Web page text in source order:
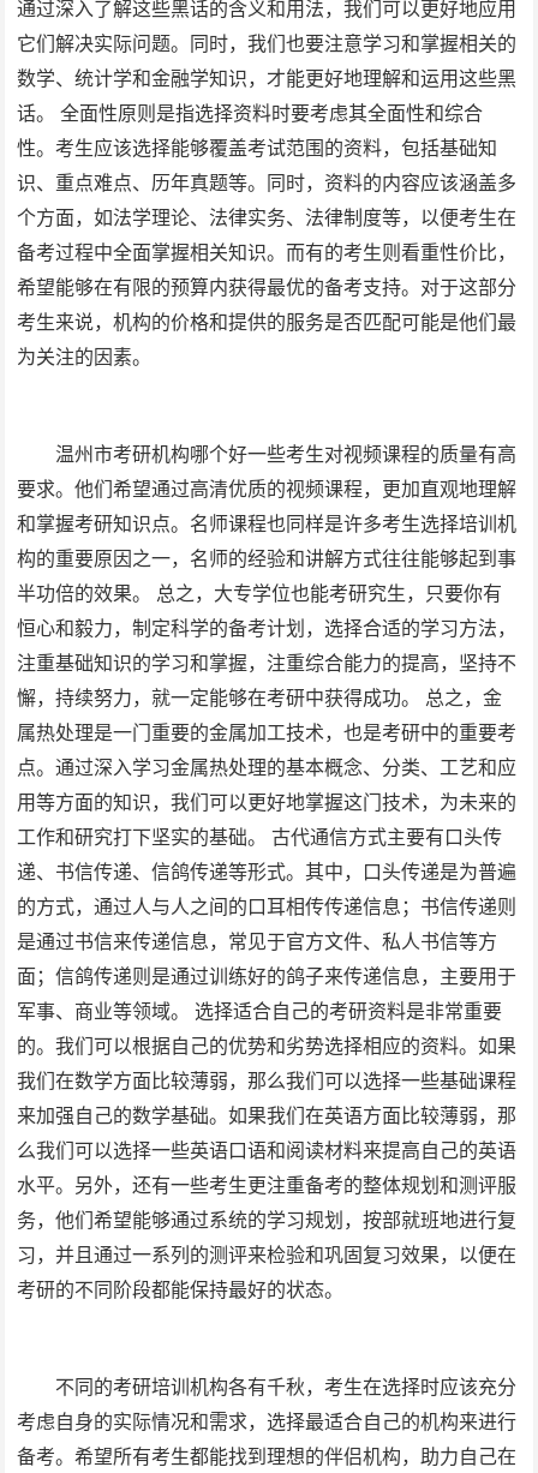
通过深入了解这些黑话的含义和用法，我们可以更好地应用
它们解决实际问题。同时，我们也要注意学习和掌握相关的
数学、统计学和金融学知识，才能更好地理解和运用这些黑
话。 全面性原则是指选择资料时要考虑其全面性和综合
性。考生应该选择能够覆盖考试范围的资料，包括基础知
识、重点难点、历年真题等。同时，资料的内容应该涵盖多
个方面，如法学理论、法律实务、法律制度等，以便考生在
备考过程中全面掌握相关知识。而有的考生则看重性价比，
希望能够在有限的预算内获得最优的备考支持。对于这部分
考生来说，机构的价格和提供的服务是否匹配可能是他们最
为关注的因素。
温州市考研机构哪个好一些考生对视频课程的质量有高
要求。他们希望通过高清优质的视频课程，更加直观地理解
和掌握考研知识点。名师课程也同样是许多考生选择培训机
构的重要原因之一，名师的经验和讲解方式往往能够起到事
半功倍的效果。 总之，大专学位也能考研究生，只要你有
恒心和毅力，制定科学的备考计划，选择合适的学习方法，
注重基础知识的学习和掌握，注重综合能力的提高，坚持不
懈，持续努力，就一定能够在考研中获得成功。 总之，金
属热处理是一门重要的金属加工技术，也是考研中的重要考
点。通过深入学习金属热处理的基本概念、分类、工艺和应
用等方面的知识，我们可以更好地掌握这门技术，为未来的
工作和研究打下坚实的基础。 古代通信方式主要有口头传
递、书信传递、信鸽传递等形式。其中，口头传递是为普遍
的方式，通过人与人之间的口耳相传传递信息；书信传递则
是通过书信来传递信息，常见于官方文件、私人书信等方
面；信鸽传递则是通过训练好的鸽子来传递信息，主要用于
军事、商业等领域。 选择适合自己的考研资料是非常重要
的。我们可以根据自己的优势和劣势选择相应的资料。如果
我们在数学方面比较薄弱，那么我们可以选择一些基础课程
来加强自己的数学基础。如果我们在英语方面比较薄弱，那
么我们可以选择一些英语口语和阅读材料来提高自己的英语
水平。另外，还有一些考生更注重备考的整体规划和测评服
务，他们希望能够通过系统的学习规划，按部就班地进行复
习，并且通过一系列的测评来检验和巩固复习效果，以便在
考研的不同阶段都能保持最好的状态。
不同的考研培训机构各有千秋，考生在选择时应该充分
考虑自身的实际情况和需求，选择最适合自己的机构来进行
备考。希望所有考生都能找到理想的伴侣机构，助力自己在